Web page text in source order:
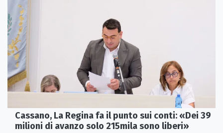
Cassano, La Regina fa il punto sui conti: «Dei 39
milioni di avanzo solo 215mila sono liberi»